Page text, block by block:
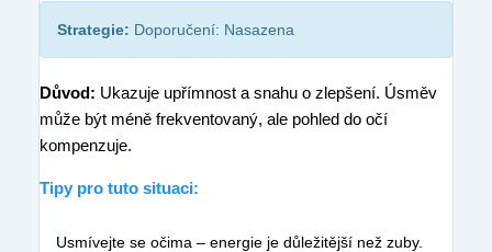
Strategie: Doporučení: Nasazena
Důvod: Ukazuje upřímnost a snahu o zlepšení. Úsměv
může být méně frekventovaný, ale pohled do očí
kompenzuje.
Tipy pro tuto situaci:
Usmívejte se očima – energie je důležitější než zuby.